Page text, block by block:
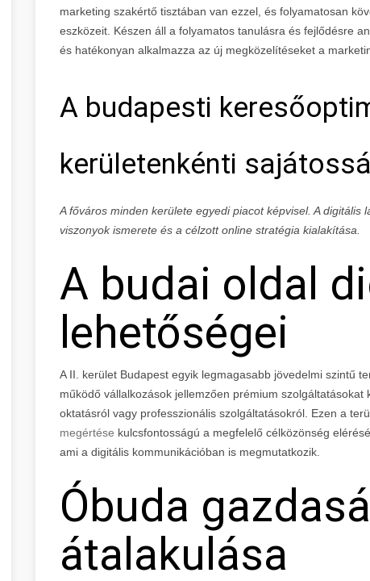
marketing szakértő tisztában van ezzel, és folyamatosan
eszközeit. Készen áll a folyamatos tanulásra és fejlődésre
és hatékonyan alkalmazza az új megközelítéseket a
A budapesti
kerületenkénti
A főváros minden kerülete egyedi piacot képvisel. A
viszonyok ismerete és a célzott online stratégia kialakítása.
A budai oldal
lehetőségei
A II. kerület Budapest egyik legmagasabb jövedelmi szintű
működő vállalkozások jellemzően prémium szolgáltatásokat
oktatásról vagy professzionális szolgáltatásokról. Ezen a
megértése kulcsfontosságú a megfelelő célközönség
ami a digitális kommunikációban is megmutatkozik.
Óbuda
átalakulása